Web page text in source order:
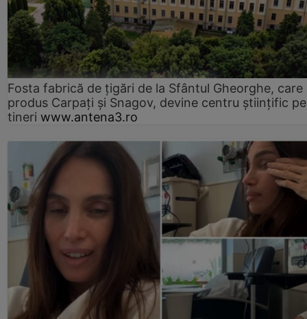
Fosta fabrică de țigări de la Sfântul Gheorghe, care
produs Carpați și Snagov, devine centru științific
tineri www.antena3.ro